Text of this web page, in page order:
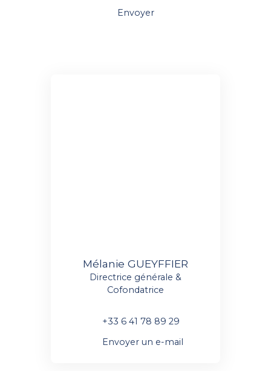
Envoyer
Mélanie GUEYFFIER
Directrice générale &
Cofondatrice
+33 6 41 78 89 29
Envoyer un e-mail